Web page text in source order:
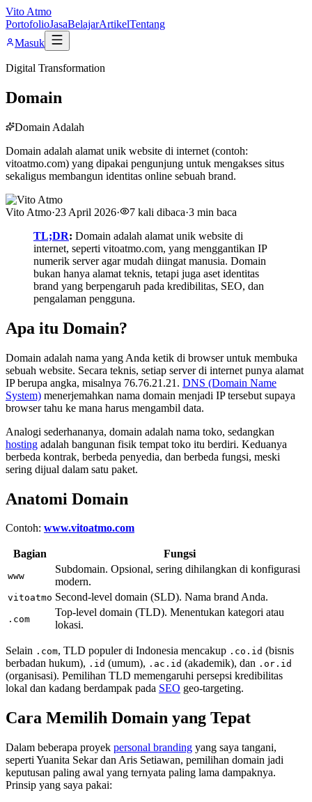
Vito Atmo
PortofolioJasaBelajarArtikelTentang
Masuk
Digital Transformation
Domain
Domain Adalah
Domain adalah alamat unik website di internet (contoh:
vitoatmo.com) yang dipakai pengunjung untuk mengakses situs
sekaligus membangun identitas online sebuah brand.
Vito Atmo·23 April 2026· 7 kali dibaca·3 min baca
TL;DR: Domain adalah alamat unik website di
internet, seperti vitoatmo.com, yang menggantikan IP
numerik server agar mudah diingat manusia. Domain
bukan hanya alamat teknis, tetapi juga aset identitas
brand yang berpengaruh pada kredibilitas, SEO, dan
pengalaman pengguna.
Apa itu Domain?
Domain adalah nama yang Anda ketik di browser untuk membuka
sebuah website. Secara teknis, setiap server di internet punya alamat
IP berupa angka, misalnya 76.76.21.21. DNS (Domain Name
System) menerjemahkan nama domain menjadi IP tersebut supaya
browser tahu ke mana harus mengambil data.
Analogi sederhananya, domain adalah nama toko, sedangkan
hosting adalah bangunan fisik tempat toko itu berdiri. Keduanya
berbeda kontrak, berbeda penyedia, dan berbeda fungsi, meski
sering dijual dalam satu paket.
Anatomi Domain
Contoh: www.vitoatmo.com
Bagian Fungsi
www
Subdomain. Opsional, sering dihilangkan di konfigurasi
modern.
vitoatmo Second-level domain (SLD). Nama brand Anda.
.com
Top-level domain (TLD). Menentukan kategori atau
lokasi.
Selain .com, TLD populer di Indonesia mencakup .co.id (bisnis
berbadan hukum), .id (umum), .ac.id (akademik), dan .or.id
(organisasi). Pemilihan TLD memengaruhi persepsi kredibilitas
lokal dan kadang berdampak pada SEO geo-targeting.
Cara Memilih Domain yang Tepat
Dalam beberapa proyek personal branding yang saya tangani,
seperti Yuanita Sekar dan Aris Setiawan, pemilihan domain jadi
keputusan paling awal yang ternyata paling lama dampaknya.
Prinsip yang saya pakai: